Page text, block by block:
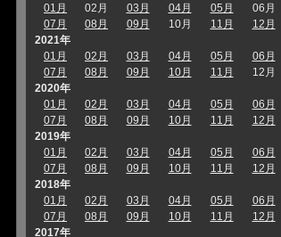
01月
02月 03月 04月 05月
06月
07月
08月 09月 10月 11月
12月
2021年
01月
02月 03月 04月 05月
06月
07月
08月 09月 10月 11月
12月
2020年
01月
02月 03月 04月 05月
06月
07月
08月 09月 10月 11月
12月
2019年
01月
02月 03月 04月 05月
06月
07月
08月 09月 10月 11月
12月
2018年
01月
02月 03月 04月 05月
06月
07月
08月 09月 10月 11月
12月
2017年